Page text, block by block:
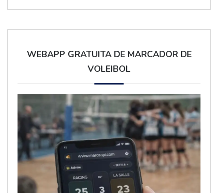
WEBAPP GRATUITA DE MARCADOR DE
VOLEIBOL